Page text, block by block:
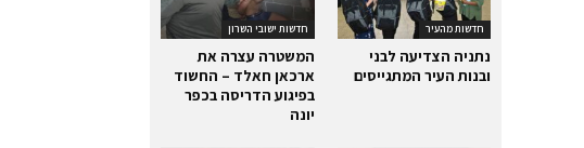
חדשות ישובי השרון
המשטרה עצרה את
ארכאן חאלד – החשוד
בפיגוע הדריסה בכפר
יונה
חדשות מהעיר
נתניה הצדיעה לבני
ובנות העיר המתגייסים